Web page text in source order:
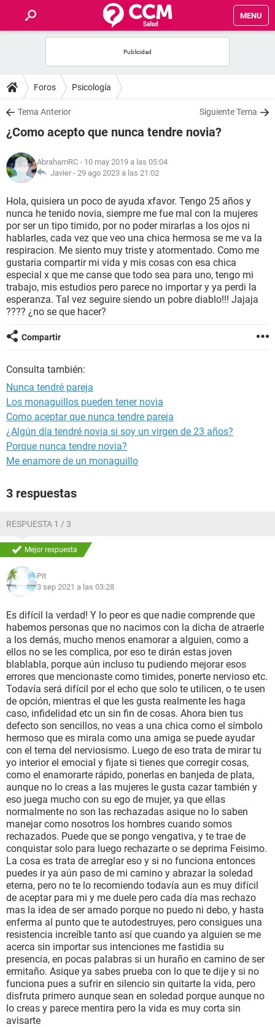
MENU
FOROS
SALUD
FAMILIA
NUTRICIÓN
BIENESTAR
SEXUALIDAD
GLOSARIO
Foros Psicología
Tema Anterior Siguiente Tema
¿Como acepto que nunca tendre novia?
AbrahamRC - 10 may 2019 a las 05:04
Javier - 29 ago 2023 a las 21:02
Hola, quisiera un poco de ayuda xfavor. Tengo 25 años y
nunca he tenido novia, siempre me fue mal con la mujeres
por ser un tipo timido, por no poder mirarlas a los ojos ni
hablarles, cada vez que veo una chica hermosa se me va la
respiracion. Me siento muy triste y atormentado. Como me
gustaria compartir mi vida y mis cosas con esa chica
especial x que me canse que todo sea para uno, tengo mi
trabajo, mis estudios pero parece no importar y ya perdi la
esperanza. Tal vez seguire siendo un pobre diablo!!! Jajaja
???? ¿no se que hacer?
Compartir
Consulta también:
Nunca tendré pareja
Los monaguillos pueden tener novia
Como aceptar que nunca tendre pareja
¿Algún día tendré novia si soy un virgen de 23 años?
Porque nunca tendre novia?
Me enamore de un monaguillo
3 respuestas
RESPUESTA 1 / 3
Mejor respuesta
Pit
3 sep 2021 a las 03:28
Es difícil la verdad! Y lo peor es que nadie comprende que
habemos personas que no nacimos con la dicha de atraerle
a los demás, mucho menos enamorar a alguien, como a
ellos no se les complica, por eso te dirán estas joven
blablabla, porque aún incluso tu pudiendo mejorar esos
errores que mencionaste como timides, ponerte nervioso etc.
Todavía será difícil por el echo que solo te utilicen, o te usen
de opción, mientras el que les gusta realmente les haga
caso, infidelidad etc un sin fin de cosas. Ahora bien tus
defecto son sencillos, no veas a una chica como el símbolo
hermoso que es mirala como una amiga se puede ayudar
con el tema del nerviosismo. Luego de eso trata de mirar tu
yo interior el emocial y fijate si tienes que corregir cosas,
como el enamorarte rápido, ponerlas en banjeda de plata,
aunque no lo creas a las mujeres le gusta cazar también y
eso juega mucho con su ego de mujer, ya que ellas
normalmente no son las rechazadas asique no lo saben
manejar como nosotros los hombres cuando somos
rechazados. Puede que se pongo vengativa, y te trae de
conquistar solo para luego rechazarte o se deprima Feisimo.
La cosa es trata de arreglar eso y si no funciona entonces
puedes ir ya aún paso de mi camino y abrazar la soledad
eterna, pero no te lo recomiendo todavía aun es muy difícil
de aceptar para mi y me duele pero cada día mas rechazo
mas la idea de ser amado porque no puedo ni debo, y hasta
enferma al punto que te autodestruyes, pero consigues una
resistencia increíble tanto así que cuando ya alguien se me
acerca sin importar sus intenciones me fastidia su
presencia, en pocas palabras si un huraño en camino de ser
ermitaño. Asique ya sabes prueba con lo que te dije y si no
funciona pues a sufrir en silencio sin quitarte la vida, pero
disfruta primero aunque sean en soledad porque aunque no
lo creas y parece mentira pero la vida es muy corta sin
avisarte